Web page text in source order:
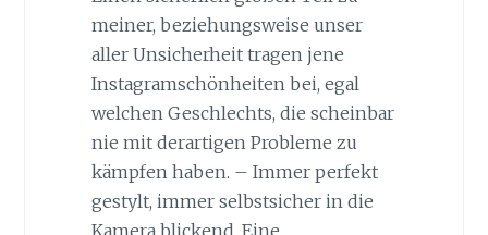
meiner, beziehungsweise unser
aller Unsicherheit tragen jene
Instagramschönheiten bei, egal
welchen Geschlechts, die scheinbar
nie mit derartigen Probleme zu
kämpfen haben. – Immer perfekt
gestylt, immer selbstsicher in die
Kamera blickend. Eine